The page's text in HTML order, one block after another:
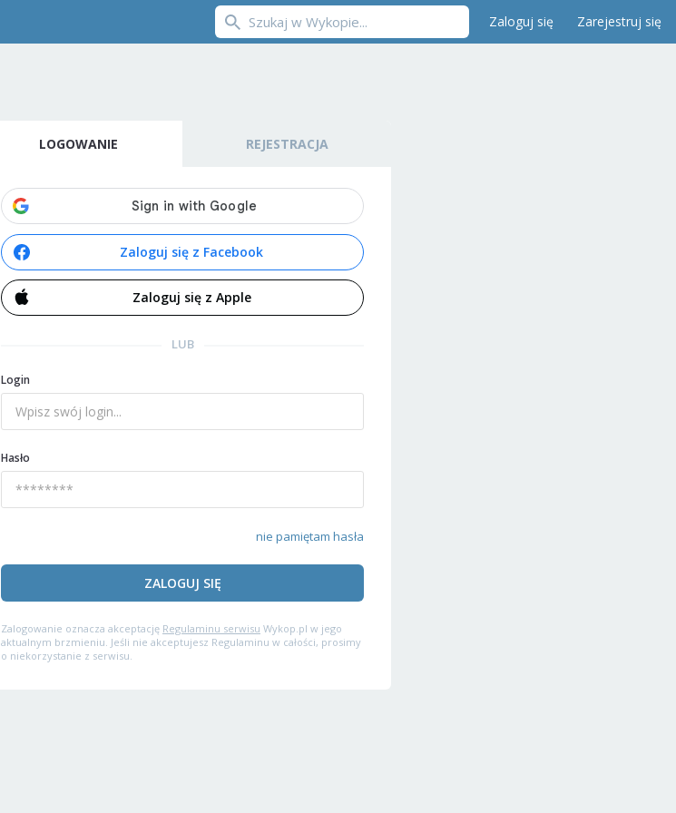
Zaloguj się Zarejestruj się
LOGOWANIE REJESTRACJA
Zaloguj się z Facebook
Zaloguj się z Apple
LUB
Login
Hasło
nie pamiętam hasła
ZALOGUJ SIĘ
Zalogowanie oznacza akceptację Regulaminu serwisu Wykop.pl w jego
aktualnym brzmieniu. Jeśli nie akceptujesz Regulaminu w całości, prosimy
o niekorzystanie z serwisu.